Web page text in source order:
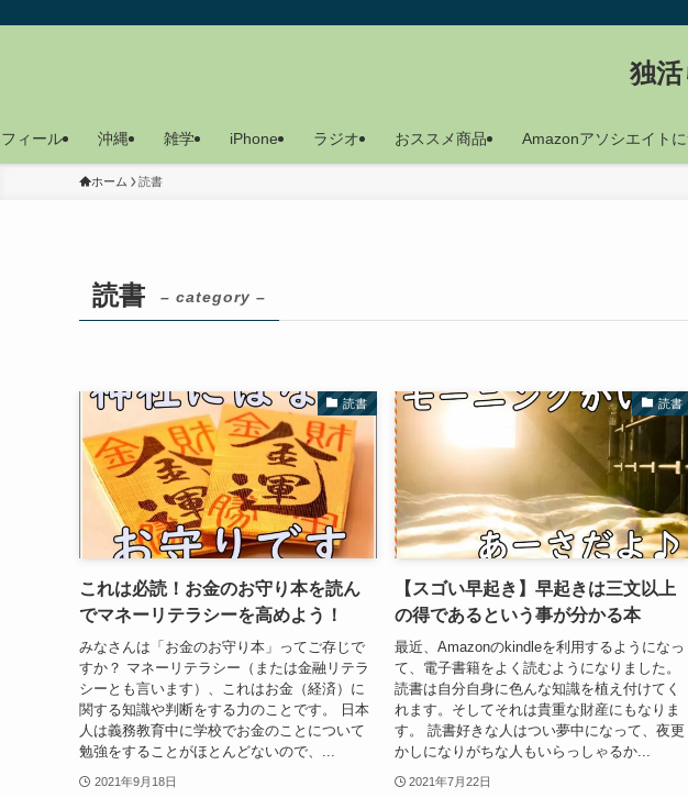
独
ィール 沖縄 雑学 iPhone ラジオ おススメ商品 Amazonアソシエイト
ホーム 読書
読書 – category –
読書
これは必読！お金のお守り本を読ん
でマネーリテラシーを高めよう！
みなさんは「お金のお守り本」ってご存じで
すか？ マネーリテラシー（または金融リテラ
シーとも言います）、これはお金（経済）に
関する知識や判断をする力のことです。 日本
人は義務教育中に学校でお金のことについて
勉強をすることがほとんどないので、...
2021年9月18日
読書
【スゴい早起き】早起きは三文以上
の得であるという事が分かる本
最近、Amazonのkindleを利用するようになっ
て、電子書籍をよく読むようになりました。
読書は自分自身に色んな知識を植え付けてく
れます。そしてそれは貴重な財産にもなりま
す。 読書好きな人はつい夢中になって、夜更
かしになりがちな人もいらっしゃるか...
2021年7月22日